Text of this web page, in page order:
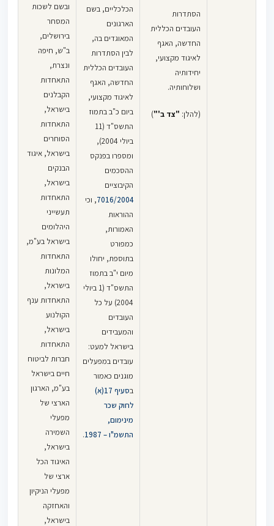
1. המבוא מהווה
חלק בלתי נפרד
של הסכם זה.
1. לא הורחב.
הוצאות הנסיעה
2. שיעור החזר
הוצאות הנסיעה
יהיה עד 20.76
שקלים חדשים
ליום עבודה.
(1)
הערות הסכם
(1) בדיון
תשן/7-1
אליקים נ'
אורינט קולור
תעשיות צילום
(1984) בע"מ
נפסק, כי ניתן
להסכים עם
עובד על שכר
הכולל דמי
נסיעה ובתנאי
שכאשר יש
העלאה בסכום
שהעובד זכאי
לו מכוח
ההסכם האמור
או מכוח צו
הרחבה, על
המעביד
להעלות את
"שכרו הכולל"
של העובד
בשיעור גובה
ההעלאה בדמי
הנסיעה.
הסתדרות
העובדים הכללית
החדשה, האגף
לאיגוד מקצועי,
יחידותיה
ושלוחותיה.
(להלן: "צד ב'")
הכלכליים, בשם
הארגונים
המאוגדים בה,
לבין הסתדרות
העובדים הכללית
החדשה, האגף
לאיגוד מקצועי,
ביום כ"ב בתמוז
התשס"ד (11
ביולי 2004),
ומספרו בפנקס
ההסכמים
הקיבוציים
7016/2004, וכי
ההוראות
האמורות,
כמפורט
בתוספת, יחולו
מיום י"ב בתמוז
התשס"ד (1 ביולי
2004) על כל
העובדים
והמעבידים
בישראל למעט:
עובדים במפעלים
מוגנים כאמור
ב
סעיף 17(א)
לחוק שכר
מינימום,
התשמ"ו – 1987
.
ובשם לשכות
המסחר
בירושלים,
ב"ש, חיפה
ונצרת,
התאחדות
הקבלנים
בישראל,
התאחדות
הסוחרים
בישראל, איגוד
הבנקים
בישראל,
התאחדות
תעשייני
היהלומים
בישראל בע"מ,
התאחדות
המלונות
בישראל,
התאחדות ענף
הקולנוע
בישראל,
התאחדות
חברות לביטוח
חיים בישראל
בע"מ, הארגון
הארצי של
מפעלי
השמירה
בישראל,
האיגוד הכל
ארצי של
מפעלי הניקיון
והאחזקה
בישראל,